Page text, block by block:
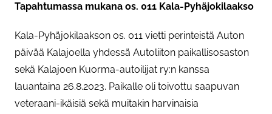
Tapahtumassa mukana os. 011 Kala-Pyhäjokilaakso
Kala-Pyhäjokilaakson os. 011 vietti perinteistä Auton
päivää Kalajoella yhdessä Autoliiton paikallisosaston
sekä Kalajoen Kuorma-autoilijat ry:n kanssa
lauantaina 26.8.2023. Paikalle oli toivottu saapuvan
veteraani-ikäisiä sekä muitakin harvinaisia